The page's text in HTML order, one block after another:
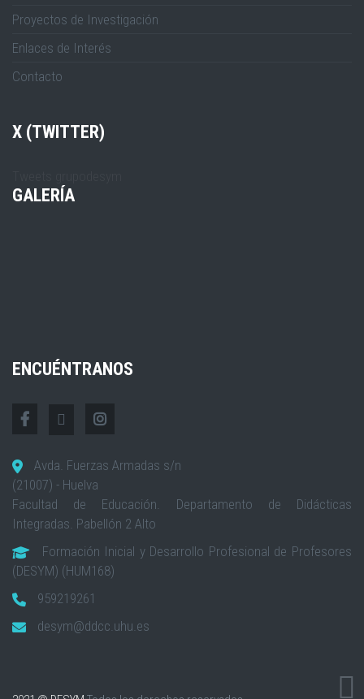
Proyectos de Investigación
Enlaces de Interés
Contacto
X (TWITTER)
GALERÍA
ENCUÉNTRANOS
Avda. Fuerzas Armadas s/n
(21007) - Huelva
Facultad de Educación. Departamento de Didácticas
Integradas. Pabellón 2 Alto
Formación Inicial y Desarrollo Profesional de Profesores
(DESYM) (HUM168)
959219261
desym@ddcc.uhu.es